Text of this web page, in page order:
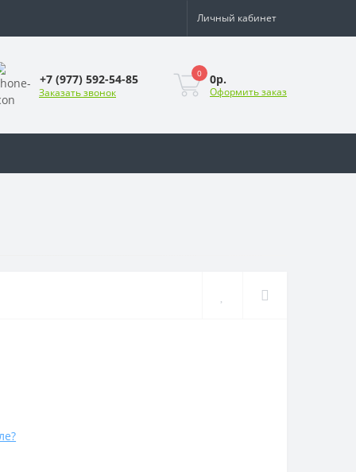
Личный кабинет
+7 (977) 592-54-85
Заказать звонок
0 0р.
Оформить заказ